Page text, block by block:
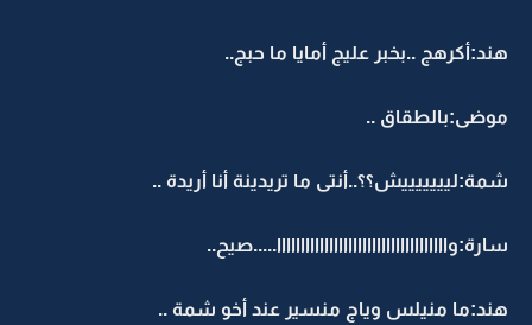
هند:أكرهج ..بخبر عليج أمايا ما حبج..
موضى:بالطقاق ..
شمة:ليييييييش؟؟..أنتى ما تريدينة أنا أريدة ..
سارة:واااااااااااااااااااااااااااااااااااا.....صيح..
هند:ما منيلس وياج منسير عند أخو شمة ..